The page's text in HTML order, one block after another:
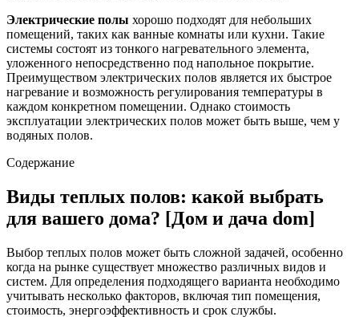
Электрические полы хорошо подходят для небольших
помещений, таких как ванные комнаты или кухни. Такие
системы состоят из тонкого нагревательного элемента,
уложенного непосредственно под напольное покрытие.
Преимуществом электрических полов является их быстрое
нагревание и возможность регулирования температуры в
каждом конкретном помещении. Однако стоимость
эксплуатации электрических полов может быть выше, чем у
водяных полов.
Содержание
Виды теплых полов: какой выбрать
для вашего дома? [Дом и дача dom]
Выбор теплых полов может быть сложной задачей, особенно
когда на рынке существует множество различных видов и
систем. Для определения подходящего варианта необходимо
учитывать несколько факторов, включая тип помещения,
стоимость, энергоэффективность и срок службы.